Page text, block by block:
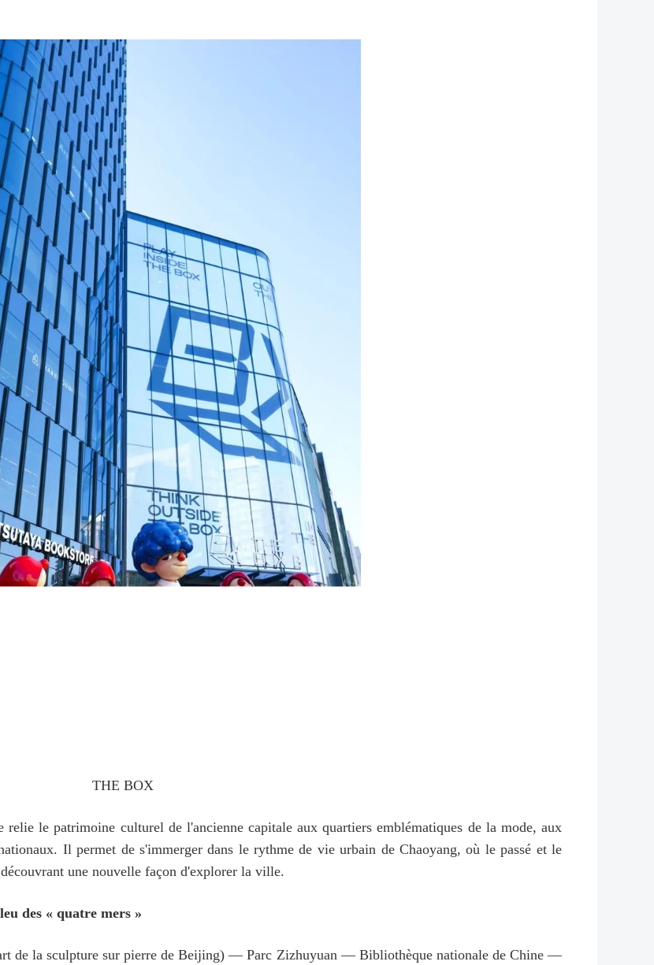
THE BOX
le patrimoine culturel de l'ancienne capitale aux quartiers emblématiques de la mode, aux
Il permet de s'immerger dans le rythme de vie urbain de Chaoyang, où le passé et le
une nouvelle façon d'explorer la ville.
des « quatre mers »
de la sculpture sur pierre de Beijing) — Parc Zizhuyuan — Bibliothèque nationale de Chine —